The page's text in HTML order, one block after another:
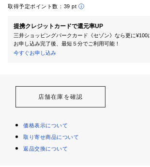
取得予定ポイント数： 39 pt
提携クレジットカードで還元率UP
三井ショッピングパークカード《セゾン》なら更に¥100
お申し込み完了後、最短５分でご利用可能！
今すぐお申し込み
店舗在庫を確認
価格表示について
取り寄せ商品について
返品交換について